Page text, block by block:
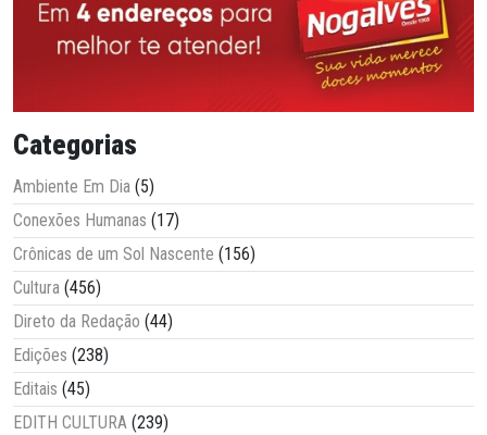
Categorias
Ambiente Em Dia (5)
Conexões Humanas (17)
Crônicas de um Sol Nascente (156)
Cultura (456)
Direto da Redação (44)
Edições (238)
Editais (45)
EDITH CULTURA (239)